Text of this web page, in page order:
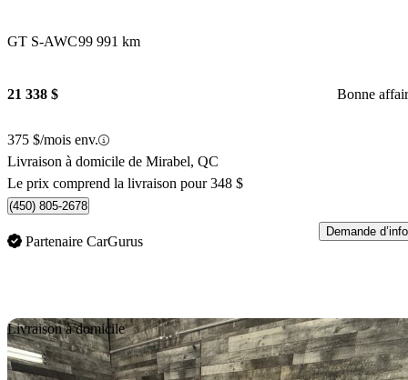
GT S-AWC99 991 km
21 338 $ Bonne
375 $/mois env.
Livraison à domicile de Mirabel, QC
Le prix comprend la livraison pour 348 $
(450) 805-2678
Partenaire CarGurus
Demande d’info
Livraison à domicile